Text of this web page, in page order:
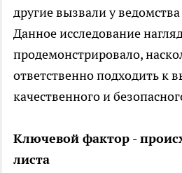
другие вызвали у
Данное исследование
продемонстрировало,
ответственно подходить к
качественного и
Ключевой фактор -
листа